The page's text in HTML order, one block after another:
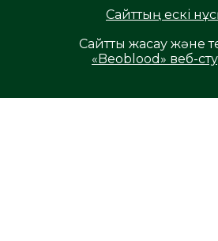
Сайттың ескі
Сайтты жасау және
«Beoblood» веб-